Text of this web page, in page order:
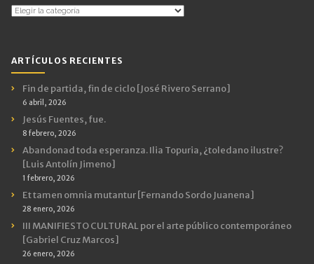
Temas
ARTÍCULOS RECIENTES
Fin de partida, fin de ciclo [José Rivero Serrano]
6 abril, 2026
Jesús Fuentes, fue.
8 febrero, 2026
Abandonad toda esperanza. Ilia Topuria, ¿toledano ilustre?
[Luis Antolín Jimeno]
1 febrero, 2026
Et tamen omnia mutantur [Fernando Sordo Juanena]
28 enero, 2026
III MANIFIESTO CULTURAL por el arte público contemporáneo
[Gabriel Cruz Marcos]
26 enero, 2026